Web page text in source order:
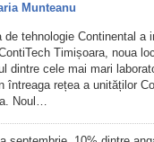
Munteanu
de tehnologie Continental a
Timișoara, noua
dintre cele mai mari
întreaga rețea a unităților
Noul…